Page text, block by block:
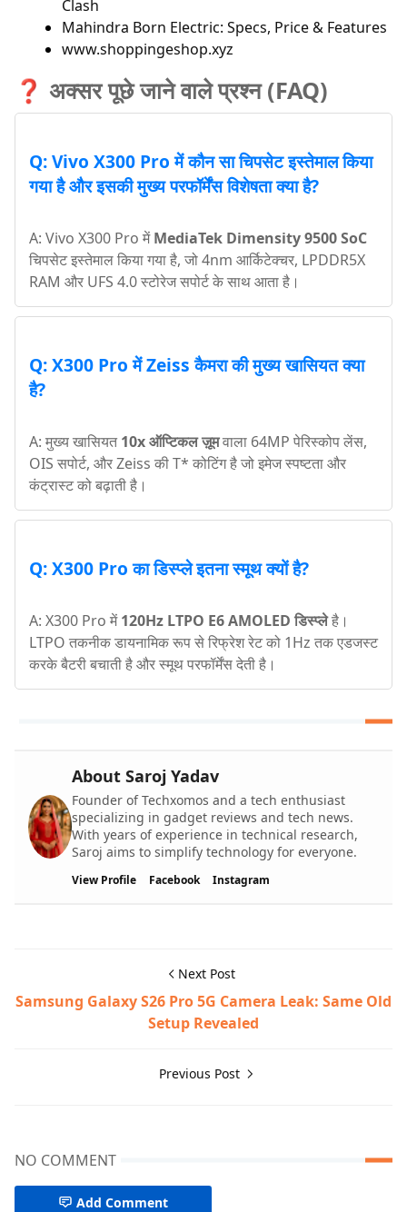
Clash
Mahindra Born Electric: Specs, Price & Features
www.shoppingeshop.xyz
❓ अक्सर पूछे जाने वाले प्रश्न (FAQ)
Q: Vivo X300 Pro में कौन सा चिपसेट इस्तेमाल किया
गया है और इसकी मुख्य परफॉर्मेंस विशेषता क्या है?
A: Vivo X300 Pro मेंMediaTek Dimensity 9500 SoC
चिपसेट इस्तेमाल किया गया है, जो 4nm आर्किटेक्चर, LPDDR5X
RAM और UFS 4.0 स्टोरेज सपोर्ट के साथ आता है।
Q: X300 Pro में Zeiss कैमरा की मुख्य खासियत क्या
है?
A: मुख्य खासियत 10x ऑप्टिकल ज़ूमवाला 64MP पेरिस्कोप लेंस,
OIS सपोर्ट, और Zeiss की T* कोटिंग है जो इमेज स्पष्टता और
कंट्रास्ट को बढ़ाती है।
Q: X300 Pro का डिस्प्ले इतना स्मूथ क्यों है?
A: X300 Pro में120Hz LTPO E6 AMOLED डिस्प्लेहै।
LTPO तकनीक डायनामिक रूप से रिफ्रेश रेट को 1Hz तक एडजस्ट
करके बैटरी बचाती है और स्मूथ परफॉर्मेंस देती है।
About Saroj Yadav
Founder of Techxomos and a tech enthusiast
specializing in gadget reviews and tech news.
With years of experience in technical research,
Saroj aims to simplify technology for everyone.
View Profile Facebook Instagram
Next Post
Samsung Galaxy S26 Pro 5G Camera Leak: Same Old
Setup Revealed
Previous Post
NO COMMENT
Add Comment